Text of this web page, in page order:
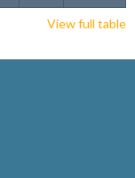
View full table